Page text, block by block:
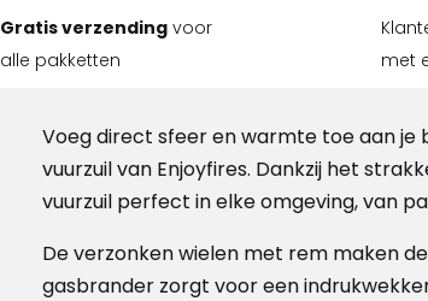
Gratis verzendingvoor
alle pakketten
met
Voeg direct sfeer en warmte toe aan je
vuurzuil van Enjoyfires. Dankzij het
vuurzuil perfect in elke omgeving, van
De verzonken wielen met rem maken
gasbrander zorgt voor een